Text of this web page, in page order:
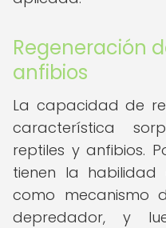
Regeneración
anfibios
La capacidad de
característica
reptiles y anfibios.
tienen la
como mecanismo
depredador, y